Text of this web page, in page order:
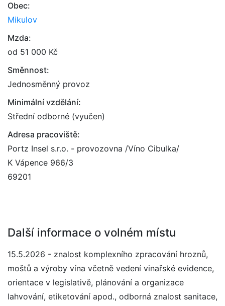
Obec:
Mikulov
Mzda:
od 51 000 Kč
Směnnost:
Jednosměnný provoz
Minimální vzdělání:
Střední odborné (vyučen)
Adresa pracoviště:
Portz Insel s.r.o. - provozovna /Víno Cibulka/
K Vápence 966/3
69201
Další informace o volném místu
15.5.2026 - znalost komplexního zpracování hroznů,
moštů a výroby vína včetně vedení vinařské evidence,
orientace v legislativě, plánování a organizace
lahvování, etiketování apod., odborná znalost sanitace,